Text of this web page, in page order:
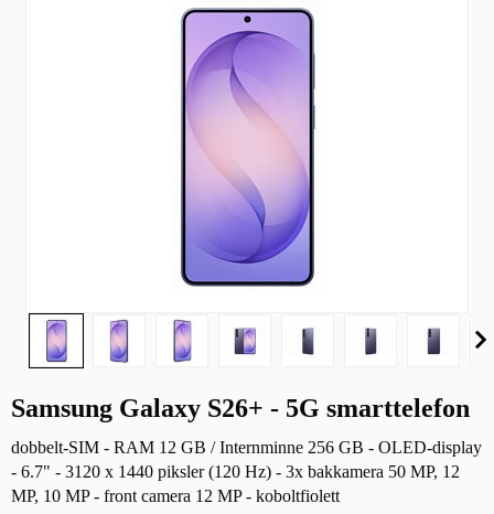
Samsung Galaxy S26+ - 5G smarttelefon
dobbelt-SIM - RAM 12 GB / Internminne 256 GB - OLED-display
- 6.7" - 3120 x 1440 piksler (120 Hz) - 3x bakkamera 50 MP, 12
MP, 10 MP - front camera 12 MP - koboltfiolett